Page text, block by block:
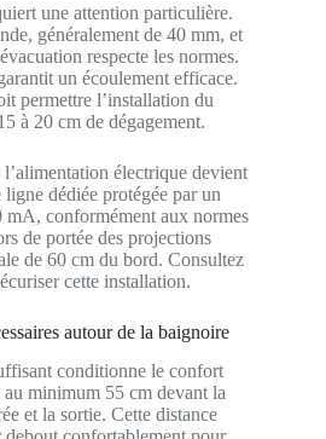
une attention particulière.
généralement de 40 mm, et
respecte les normes.
un écoulement efficace.
permettre l’installation du
à 20 cm de dégagement.
l’alimentation électrique devient
dédiée protégée par un
conformément aux normes
de portée des projections
de 60 cm du bord. Consultez
cette installation.
autour de la baignoire
conditionne le confort
au minimum 55 cm devant la
et la sortie. Cette distance